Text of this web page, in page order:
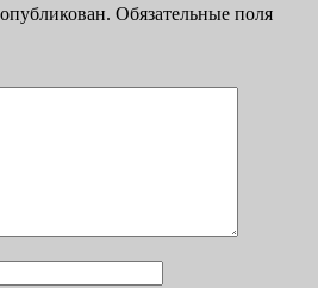
Обязательные поля